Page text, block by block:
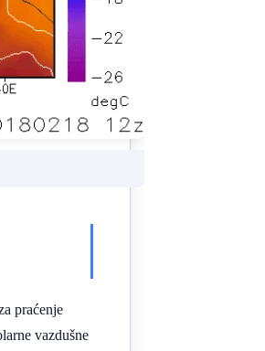
praćenje
vazdušne